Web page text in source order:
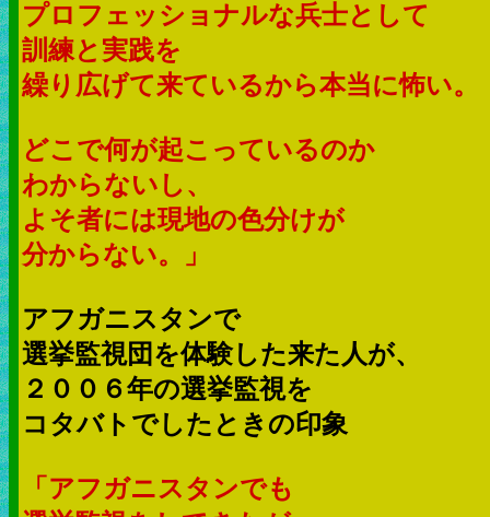
プロフェッショナルな兵士として
訓練と実践を
繰り広げて来ているから本当に怖い。
どこで何が起こっているのか
わからないし、
よそ者には現地の色分けが
分からない。」
アフガニスタンで
選挙監視団を体験した来た人が、
２００６年の選挙監視を
コタバトでしたときの印象
「アフガニスタンでも